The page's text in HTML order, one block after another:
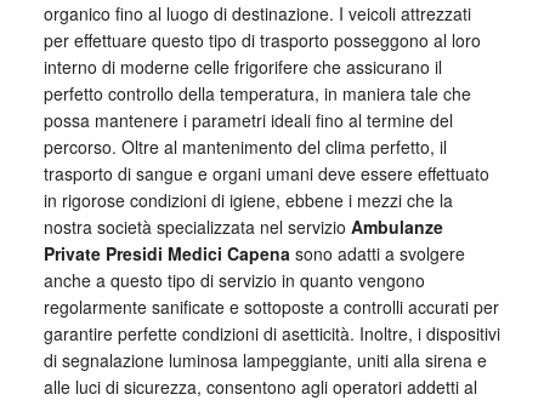
organico fino al luogo di destinazione. I veicoli attrezzati
per effettuare questo tipo di trasporto posseggono al loro
interno di moderne celle frigorifere che assicurano il
perfetto controllo della temperatura, in maniera tale che
possa mantenere i parametri ideali fino al termine del
percorso. Oltre al mantenimento del clima perfetto, il
trasporto di sangue e organi umani deve essere effettuato
in rigorose condizioni di igiene, ebbene i mezzi che la
nostra società specializzata nel servizio Ambulanze
Private Presidi Medici Capenasono adatti a svolgere
anche a questo tipo di servizio in quanto vengono
regolarmente sanificate e sottoposte a controlli accurati per
garantire perfette condizioni di asetticità. Inoltre, i dispositivi
di segnalazione luminosa lampeggiante, uniti alla sirena e
alle luci di sicurezza, consentono agli operatori addetti al